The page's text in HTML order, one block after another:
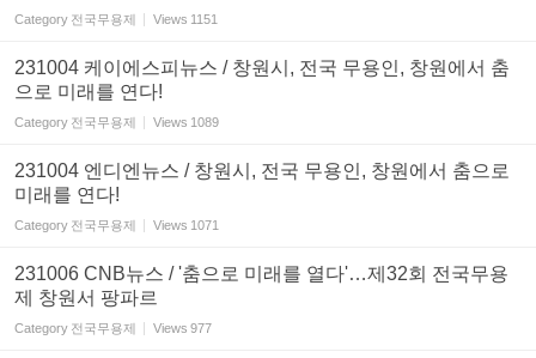
Category 전국무용제 Views 1151
231004 케이에스피뉴스 / 창원시, 전국 무용인, 창원에서 춤
으로 미래를 연다!
Category 전국무용제 Views 1089
231004 엔디엔뉴스 / 창원시, 전국 무용인, 창원에서 춤으로
미래를 연다!
Category 전국무용제 Views 1071
231006 CNB뉴스 / '춤으로 미래를 열다'…제32회 전국무용
제 창원서 팡파르
Category 전국무용제 Views 977